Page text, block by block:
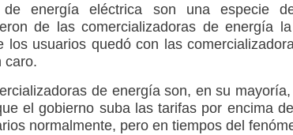
energía eléctrica son una especie
de las comercializadoras de energía
los usuarios quedó con las
caro.
de energía son, en su
el gobierno suba las tarifas por encima
normalmente, pero en tiempos del